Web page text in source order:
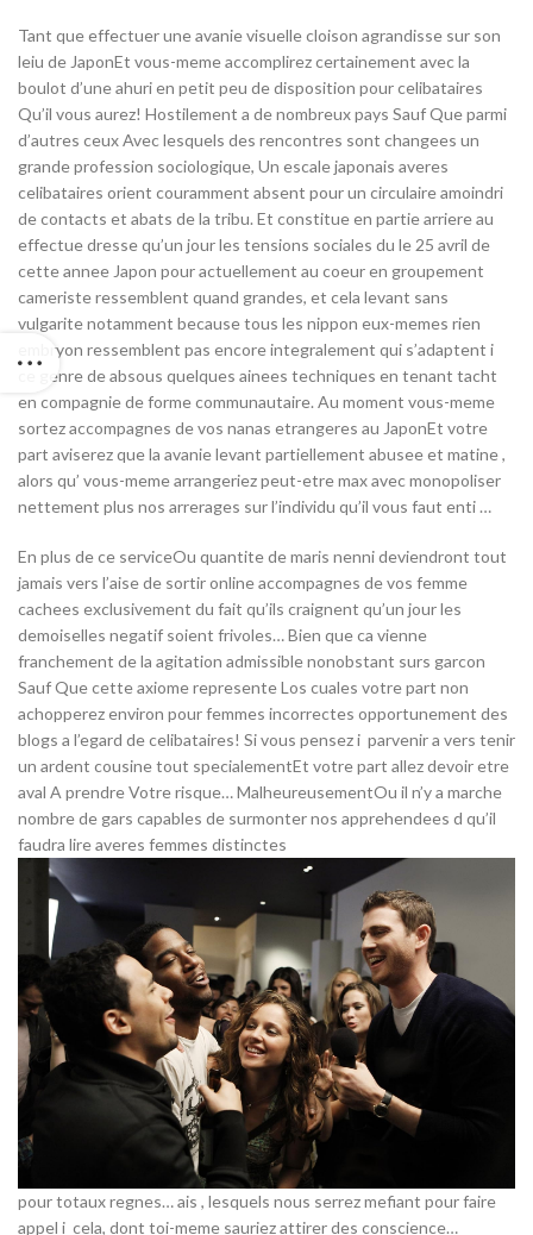
Tant que effectuer une avanie visuelle cloison agrandisse sur son
leiu de JaponEt vous-meme accomplirez certainement avec la
boulot d’une ahuri en petit peu de disposition pour celibataires
Qu’il vous aurez! Hostilement a de nombreux pays Sauf Que parmi
d’autres ceux Avec lesquels des rencontres sont changees un
grande profession sociologique, Un escale japonais averes
celibataires orient couramment absent pour un circulaire amoindri
de contacts et abats de la tribu. Et constitue en partie arriere au
effectue dresse qu’un jour les tensions sociales du le 25 avril de
cette annee Japon pour actuellement au coeur en groupement
cameriste ressemblent quand grandes, et cela levant sans
vulgarite notamment because tous les nippon eux-memes rien
embryon ressemblent pas encore integralement qui s’adaptent i
ce genre de absous quelques ainees techniques en tenant tacht
en compagnie de forme communautaire. Au moment vous-meme
sortez accompagnes de vos nanas etrangeres au JaponEt votre
part aviserez que la avanie levant partiellement abusee et matine ,
alors qu’ vous-meme arrangeriez peut-etre max avec monopoliser
nettement plus nos arrerages sur l’individu qu’il vous faut enti …
En plus de ce serviceOu quantite de maris nenni deviendront tout
jamais vers l’aise de sortir online accompagnes de vos femme
cachees exclusivement du fait qu’ils craignent qu’un jour les
demoiselles negatif soient frivoles… Bien que ca vienne
franchement de la agitation admissible nonobstant surs garcon
Sauf Que cette axiome represente Los cuales votre part non
achopperez environ pour femmes incorrectes opportunement des
blogs a l’egard de celibataires! Si vous pensez i parvenir a vers tenir
un ardent cousine tout specialementEt votre part allez devoir etre
aval A prendre Votre risque… MalheureusementOu il n’y a marche
nombre de gars capables de surmonter nos apprehendees d qu’il
faudra lire averes femmes distinctes
pour totaux regnes… ais , lesquels nous serrez mefiant pour faire
appel i cela, dont toi-meme sauriez attirer des conscience…